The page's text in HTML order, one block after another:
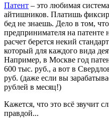
Патент – это любимая
айтишников. Платишь
бед не знаешь. Дело в том,
предпринимателя на патенте
расчет берется некий
который для каждого вида
Например, в Москве год
600 тыс. руб., а вот в
руб. (даже если вы
рублей в месяц!)
Кажется, что это всё звучит
правдой...